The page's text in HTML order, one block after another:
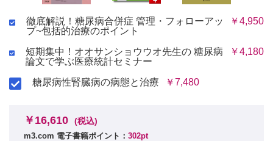
徹底解説！糖尿病合併症 管理・フォローアッ
プ~包括的治療のポイント
￥4,950
短期集中！オオサンショウウオ先生の 糖尿病
論文で学ぶ医療統計セミナー
￥4,180
糖尿病性腎臓病の病態と治療 ￥7,480
￥16,610 (税込)
m3.com 電子書籍ポイント： 302pt